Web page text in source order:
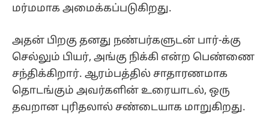
மர்மமாக அமைக்கப்படுகிறது.
அதன் பிறகு தனது நண்பர்களுடன் பார்-க்கு
செல்லும் பியர், அங்கு நிக்கி என்ற பெண்ணை
சந்திக்கிறார். ஆரம்பத்தில் சாதாரணமாக
தொடங்கும் அவர்களின் உரையாடல், ஒரு
தவறான புரிதலால் சண்டையாக மாறுகிறது.